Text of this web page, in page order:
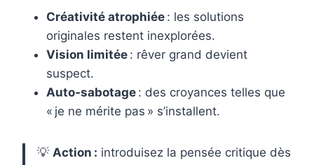
Créativité atrophiée : les solutions
originales restent inexplorées.
Vision limitée : rêver grand devient
suspect.
Auto‑sabotage : des croyances telles que
« je ne mérite pas » s’installent.
💡 Action : introduisez la pensée critique dès